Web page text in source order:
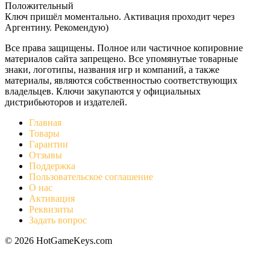
Положительный
Ключ пришёл моментально. Активация проходит через
Аргентину. Рекомендую)
Все права защищены. Полное или частичное копировние
материалов сайта запрещено. Все упомянутые товарные
знаки, логотипы, названия игр и компаний, а также
материалы, являются собственностью соответствующих
владельцев. Ключи закупаются у официальных
дистрибьюторов и издателей.
Главная
Товары
Гарантии
Отзывы
Поддержка
Пользовательское соглашение
О нас
Активация
Реквизиты
Задать вопрос
© 2026 HotGameKeys.com